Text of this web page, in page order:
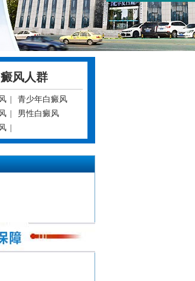
风人群
青少年白癜风
男性白癜风